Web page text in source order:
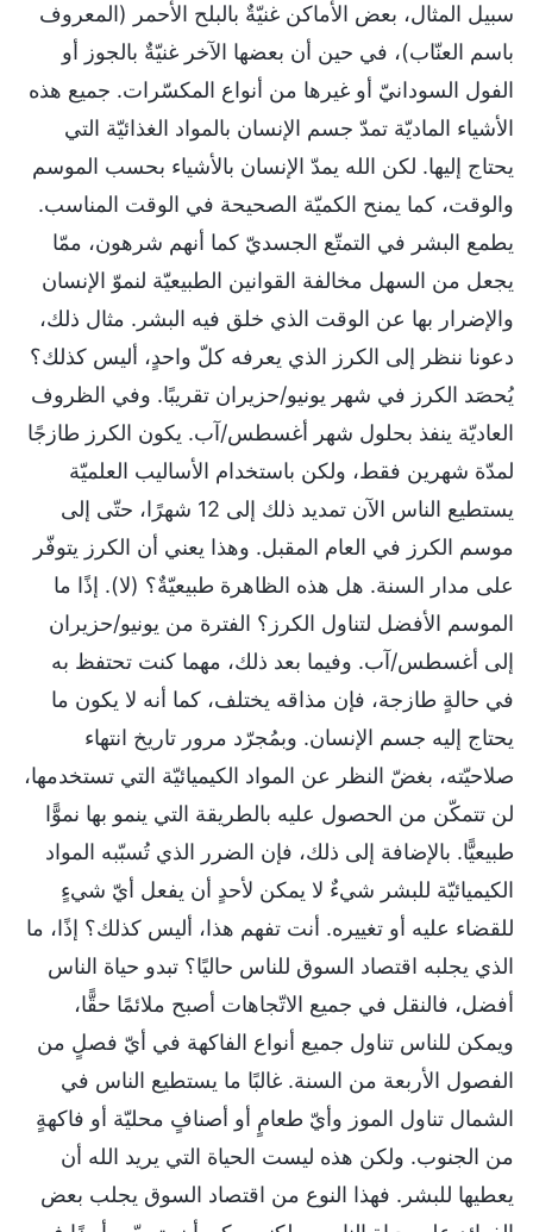
سبيل المثال، بعض الأماكن غنيّةٌ بالبلح الأحمر (المعروف
باسم العنّاب)، في حين أن بعضها الآخر غنيّةٌ بالجوز أو
الفول السودانيّ أو غيرها من أنواع المكسّرات. جميع هذه
الأشياء الماديّة تمدّ جسم الإنسان بالمواد الغذائيّة التي
يحتاج إليها. لكن الله يمدّ الإنسان بالأشياء بحسب الموسم
والوقت، كما يمنح الكميّة الصحيحة في الوقت المناسب.
يطمع البشر في التمتّع الجسديّ كما أنهم شرهون، ممّا
يجعل من السهل مخالفة القوانين الطبيعيّة لنموّ الإنسان
والإضرار بها عن الوقت الذي خلق فيه البشر. مثال ذلك،
دعونا ننظر إلى الكرز الذي يعرفه كلّ واحدٍ، أليس كذلك؟
يُحصَد الكرز في شهر يونيو/حزيران تقريبًا. وفي الظروف
العاديّة ينفذ بحلول شهر أغسطس/آب. يكون الكرز طازجًا
لمدّة شهرين فقط، ولكن باستخدام الأساليب العلميّة
يستطيع الناس الآن تمديد ذلك إلى 12 شهرًا، حتّى إلى
موسم الكرز في العام المقبل. وهذا يعني أن الكرز يتوفّر
على مدار السنة. هل هذه الظاهرة طبيعيّةٌ؟ (لا). إذًا ما
الموسم الأفضل لتناول الكرز؟ الفترة من يونيو/حزيران
إلى أغسطس/آب. وفيما بعد ذلك، مهما كنت تحتفظ به
في حالةٍ طازجة، فإن مذاقه يختلف، كما أنه لا يكون ما
يحتاج إليه جسم الإنسان. وبمُجرّد مرور تاريخ انتهاء
صلاحيّته، بغضّ النظر عن المواد الكيميائيّة التي تستخدمها،
لن تتمكّن من الحصول عليه بالطريقة التي ينمو بها نموًّا
طبيعيًّا. بالإضافة إلى ذلك، فإن الضرر الذي تُسبّبه المواد
الكيميائيّة للبشر شيءٌ لا يمكن لأحدٍ أن يفعل أيّ شيءٍ
للقضاء عليه أو تغييره. أنت تفهم هذا، أليس كذلك؟ إذًا، ما
الذي يجلبه اقتصاد السوق للناس حاليًا؟ تبدو حياة الناس
أفضل، فالنقل في جميع الاتّجاهات أصبح ملائمًا حقًّا،
ويمكن للناس تناول جميع أنواع الفاكهة في أيّ فصلٍ من
الفصول الأربعة من السنة. غالبًا ما يستطيع الناس في
الشمال تناول الموز وأيّ طعامٍ أو أصنافٍ محليّة أو فاكهةٍ
من الجنوب. ولكن هذه ليست الحياة التي يريد الله أن
يعطيها للبشر. فهذا النوع من اقتصاد السوق يجلب بعض